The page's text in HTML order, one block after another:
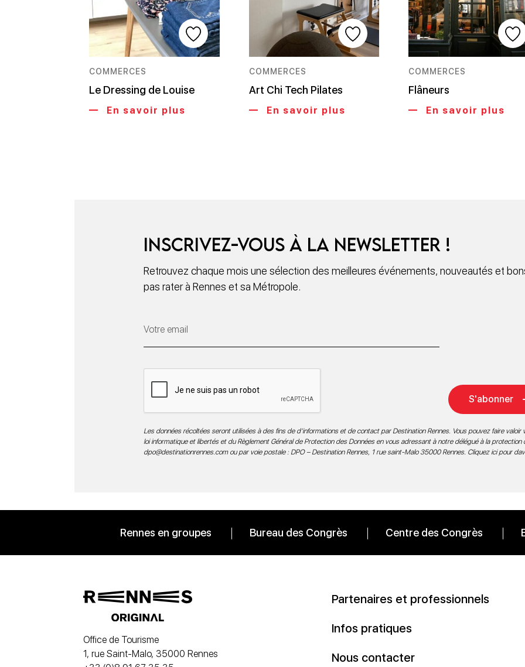
COMMERCES
Le Dressing de Louise
En savoir plus
COMMERCES
Art Chi Tech Pilates
En savoir plus
COMMERCES
Flâneurs
En savoir plus
Inscrivez-vous à la newsletter !
Retrouvez chaque mois une sélection des meilleures événements, nouveautés et
pas rater à Rennes et sa Métropole.
S'abonner
Les données récoltées seront utilisées à des fins de d’informations et de contact par Destination Rennes. Vous pouvez faire valoir
loi informatique et libertés et du Règlement Général de Protection des Données en vous adressant à notre délégué à la
dpo@destinationrennes.comou par voie postale : DPO – Destination Rennes, 1 rue saint-Malo 35000 Rennes. Cliquez ici pour
Rennes en groupes Bureau des Congrès Centre des Congrès
Office de Tourisme
1, rue Saint-Malo, 35000 Rennes
Partenaires et professionnels
Infos pratiques
Nous contacter